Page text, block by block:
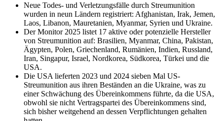
Neue Todes- und Verletzungsfälle durch Streumunition
wurden in neun Ländern registriert: Afghanistan, Irak, Jemen,
Laos, Libanon, Mauretanien, Myanmar, Syrien und Ukraine.
Der Monitor 2025 listet 17 aktive oder potenzielle Hersteller
von Streumunition auf: Brasilien, Myanmar, China, Pakistan,
Ägypten, Polen, Griechenland, Rumänien, Indien, Russland,
Iran, Singapur, Israel, Nordkorea, Südkorea, Türkei und die
USA.
Die USA lieferten 2023 und 2024 sieben Mal US-
Streumunition aus ihren Beständen an die Ukraine, was zu
einer Schwächung des Übereinkommens führte, da die USA,
obwohl sie nicht Vertragspartei des Übereinkommens sind,
sich bisher weitgehend an dessen Verpflichtungen gehalten